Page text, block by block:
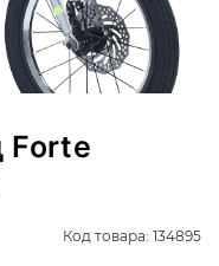
Forte
Код товара: 134895